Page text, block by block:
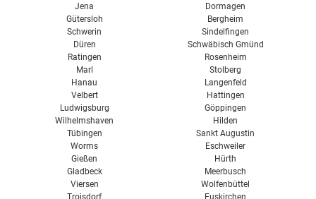
Jena
Gütersloh
Schwerin
Düren
Ratingen
Marl
Hanau
Velbert
Ludwigsburg
Wilhelmshaven
Tübingen
Worms
Gießen
Gladbeck
Viersen
Troisdorf
Dormagen
Bergheim
Sindelfingen
Schwäbisch Gmünd
Rosenheim
Stolberg
Langenfeld
Hattingen
Göppingen
Hilden
Sankt Augustin
Eschweiler
Hürth
Meerbusch
Wolfenbüttel
Euskirchen